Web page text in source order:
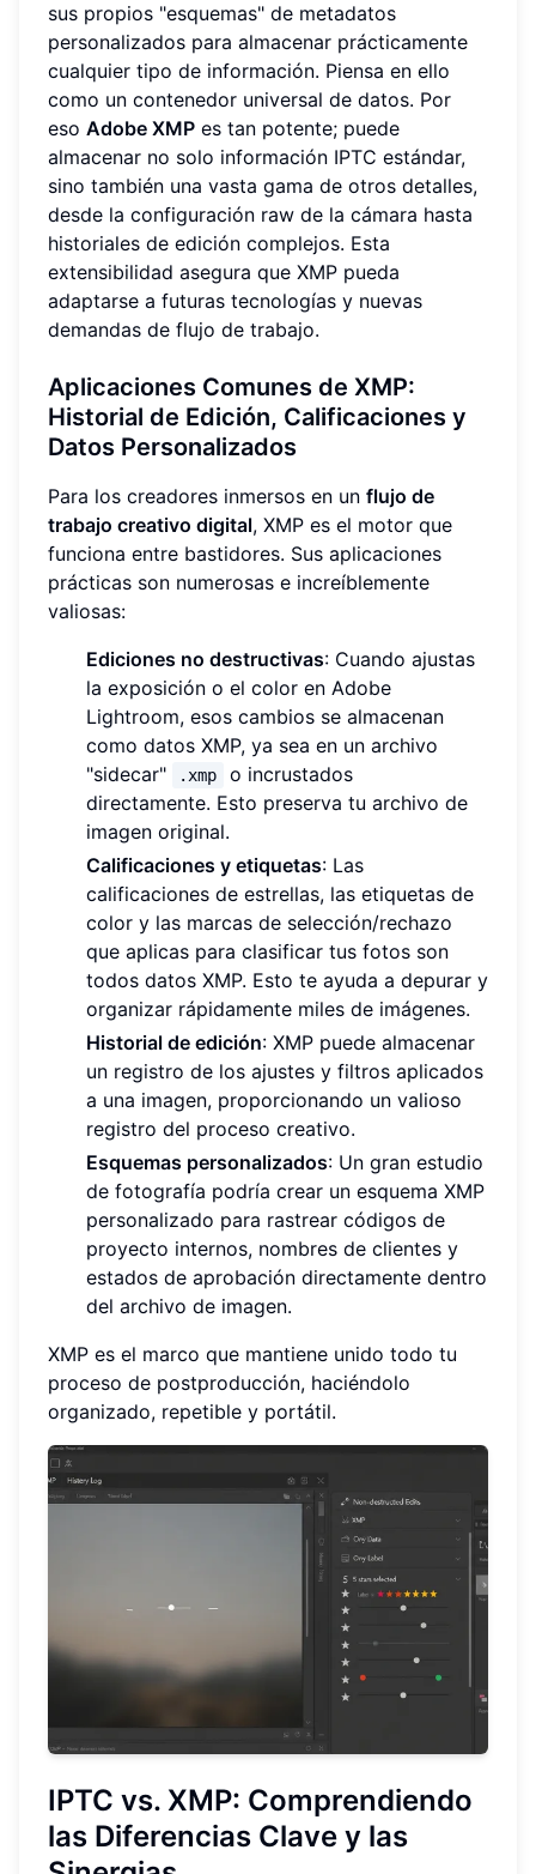
sus propios "esquemas" de metadatos
personalizados para almacenar prácticamente
cualquier tipo de información. Piensa en ello
como un contenedor universal de datos. Por
eso Adobe XMP es tan potente; puede
almacenar no solo información IPTC estándar,
sino también una vasta gama de otros detalles,
desde la configuración raw de la cámara hasta
historiales de edición complejos. Esta
extensibilidad asegura que XMP pueda
adaptarse a futuras tecnologías y nuevas
demandas de flujo de trabajo.
Aplicaciones Comunes de XMP:
Historial de Edición, Calificaciones y
Datos Personalizados
Para los creadores inmersos en un flujo de
trabajo creativo digital, XMP es el motor que
funciona entre bastidores. Sus aplicaciones
prácticas son numerosas e increíblemente
valiosas:
Ediciones no destructivas: Cuando ajustas
la exposición o el color en Adobe
Lightroom, esos cambios se almacenan
como datos XMP, ya sea en un archivo
"sidecar"
.xmp
o incrustados
directamente. Esto preserva tu archivo de
imagen original.
Calificaciones y etiquetas: Las
calificaciones de estrellas, las etiquetas de
color y las marcas de selección/rechazo
que aplicas para clasificar tus fotos son
todos datos XMP. Esto te ayuda a depurar y
organizar rápidamente miles de imágenes.
Historial de edición: XMP puede almacenar
un registro de los ajustes y filtros aplicados
a una imagen, proporcionando un valioso
registro del proceso creativo.
Esquemas personalizados: Un gran estudio
de fotografía podría crear un esquema XMP
personalizado para rastrear códigos de
proyecto internos, nombres de clientes y
estados de aprobación directamente dentro
del archivo de imagen.
XMP es el marco que mantiene unido todo tu
proceso de postproducción, haciéndolo
organizado, repetible y portátil.
IPTC vs. XMP: Comprendiendo
las Diferencias Clave y las